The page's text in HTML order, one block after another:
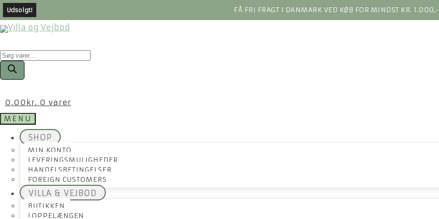
FÅ FRI FRAGT I DANMARK VED KØB FOR MINDST KR. 1.000,-
Products
search
0,00 kr. 0 varer
MENU
SHOP
MIN KONTO
LEVERINGSMULIGHEDER
HANDELSBETINGELSER
FOREIGN CUSTOMERS
VILLA & VEJBOD
BUTIKKEN
LOPPELÆNGEN
Udsolgt!